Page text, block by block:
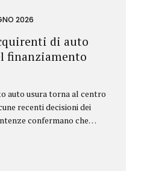
2026
di auto
finanziamento
auto usura torna al centro
recenti decisioni dei
confermano che
effettivo e aprire la